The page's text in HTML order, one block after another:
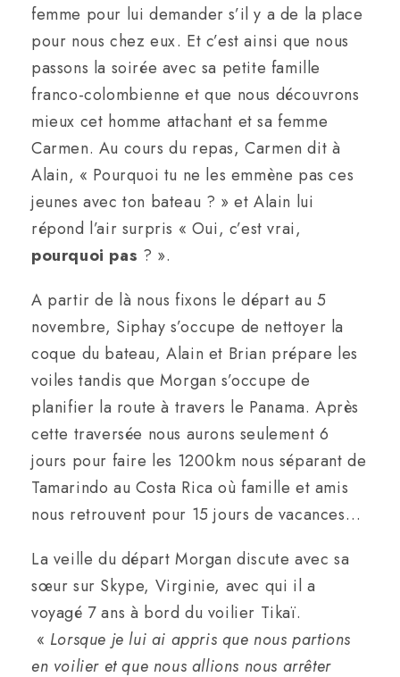
femme pour lui demander s’il y a de la place
pour nous chez eux. Et c’est ainsi que nous
passons la soirée avec sa petite famille
franco-colombienne et que nous découvrons
mieux cet homme attachant et sa femme
Carmen. Au cours du repas, Carmen dit à
Alain, « Pourquoi tu ne les emmène pas ces
jeunes avec ton bateau ? » et Alain lui
répond l’air surpris « Oui, c’est vrai,
pourquoi pas ? ».
A partir de là nous fixons le départ au 5
novembre, Siphay s’occupe de nettoyer la
coque du bateau, Alain et Brian prépare les
voiles tandis que Morgan s’occupe de
planifier la route à travers le Panama. Après
cette traversée nous aurons seulement 6
jours pour faire les 1200km nous séparant de
Tamarindo au Costa Rica où famille et amis
nous retrouvent pour 15 jours de vacances…
La veille du départ Morgan discute avec sa
sœur sur Skype, Virginie, avec qui il a
voyagé 7 ans à bord du voilier Tikaï.
« Lorsque je lui ai appris que nous partions
en voilier et que nous allions nous arrêter